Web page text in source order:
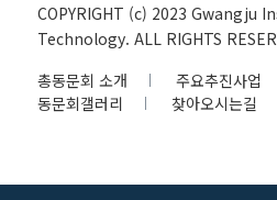
COPYRIGHT (c) 2023 Gwangju
Technology. ALL RIGHTS
총동문회 소개
주요추진사업
동문회갤러리
찾아오시는길